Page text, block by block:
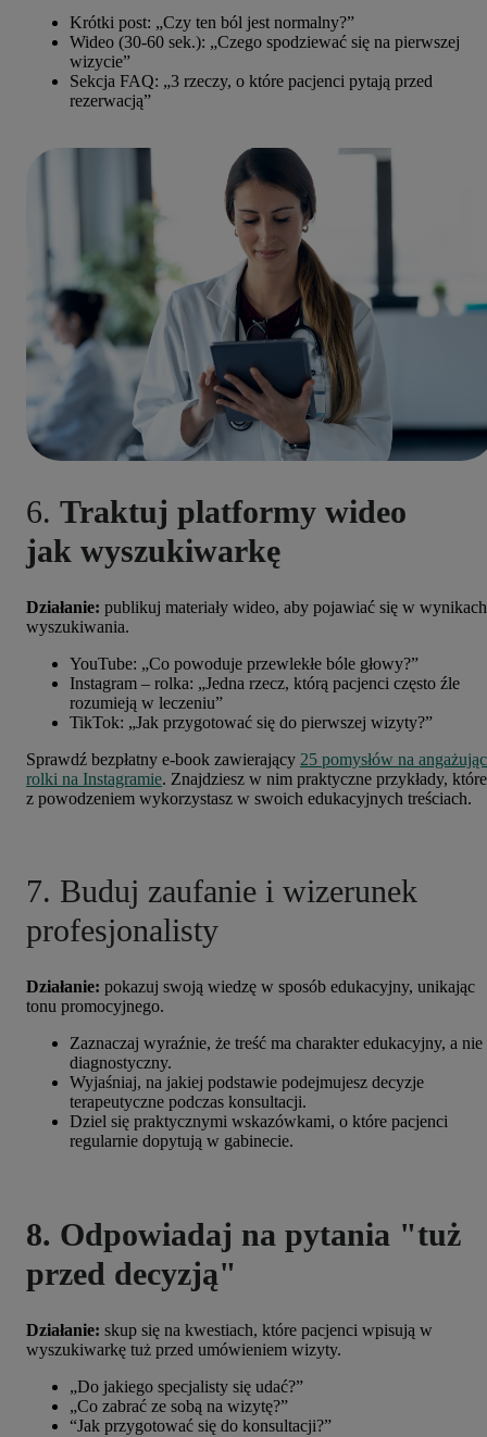
Krótki post: „Czy ten ból jest normalny?”
Wideo (30-60 sek.): „Czego spodziewać się na pierwszej
wizycie”
Sekcja FAQ: „3 rzeczy, o które pacjenci pytają przed
rezerwacją”
6. Traktuj platformy wideo
jak wyszukiwarkę
Działanie: publikuj materiały wideo, aby pojawiać się w wynikach
wyszukiwania.
YouTube: „Co powoduje przewlekłe bóle głowy?”
Instagram – rolka: „Jedna rzecz, którą pacjenci często źle
rozumieją w leczeniu”
TikTok: „Jak przygotować się do pierwszej wizyty?”
Sprawdź bezpłatny e-book zawierający 25 pomysłów na
rolki na Instagramie. Znajdziesz w nim praktyczne przykłady, które
z powodzeniem wykorzystasz w swoich edukacyjnych treściach.
7. Buduj zaufanie i wizerunek
profesjonalisty
Działanie: pokazuj swoją wiedzę w sposób edukacyjny, unikając
tonu promocyjnego.
Zaznaczaj wyraźnie, że treść ma charakter edukacyjny, a nie
diagnostyczny.
Wyjaśniaj, na jakiej podstawie podejmujesz decyzje
terapeutyczne podczas konsultacji.
Dziel się praktycznymi wskazówkami, o które pacjenci
regularnie dopytują w gabinecie.
8. Odpowiadaj na pytania "tuż
przed decyzją"
Działanie: skup się na kwestiach, które pacjenci wpisują w
wyszukiwarkę tuż przed umówieniem wizyty.
„Do jakiego specjalisty się udać?”
„Co zabrać ze sobą na wizytę?”
“Jak przygotować się do konsultacji?”